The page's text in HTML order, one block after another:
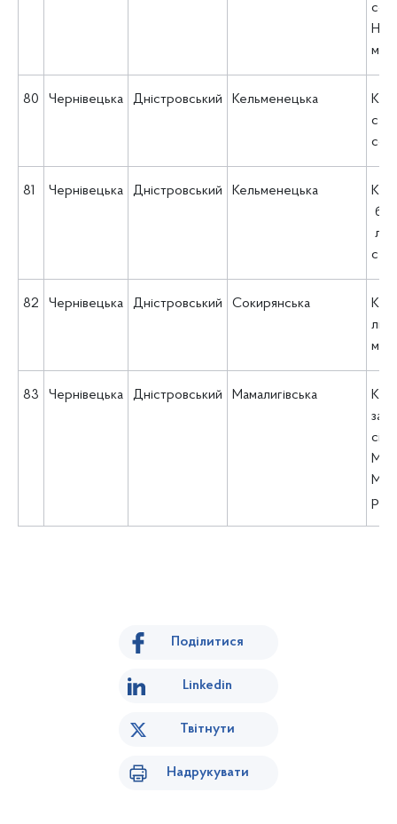
80 Чернівецька Дністровський Кельменецька
КЗ
81 Чернівецька Дністровський Кельменецька
КНП
82 Чернівецька Дністровський Сокирянська
83 Чернівецька Дністровський Мамалигівська
Поділитися
Linkedin
Твітнути
Надрукувати